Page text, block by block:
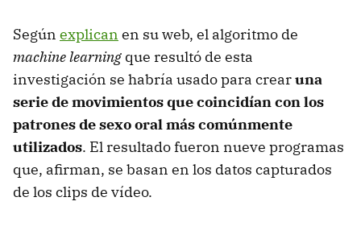
Según explican en su web, el algoritmo de
machine learning que resultó de esta
investigación se habría usado para crearuna
serie de movimientos que coincidían con los
patrones de sexo oral más comúnmente
utilizados. El resultado fueron nueve programas
que, afirman, se basan en los datos capturados
de los clips de vídeo.